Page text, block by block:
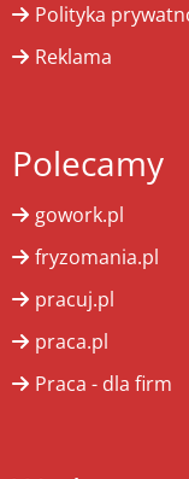
Polityka
Reklama
Polecamy
gowork.pl
fryzomania.pl
pracuj.pl
praca.pl
Praca - dla firm